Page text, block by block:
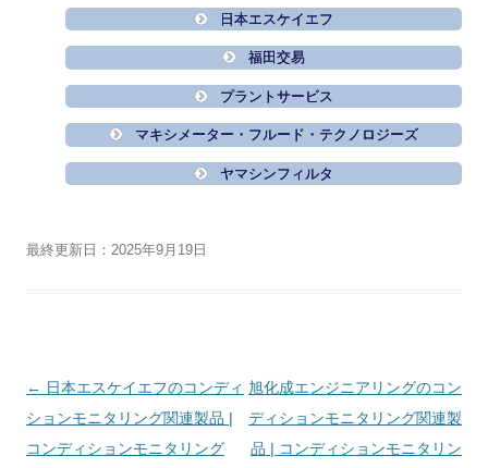
日本エスケイエフ
福田交易
プラントサービス
マキシメーター・フルード・テクノロジーズ
ヤマシンフィルタ
最終更新日：2025年9月19日
投
稿
ナ
← 日本エスケイエフのコンディ
ションモニタリング関連製品 |
コンディションモニタリング
旭化成エンジニアリングのコン
ディションモニタリング関連製
品 | コンディションモニタリン